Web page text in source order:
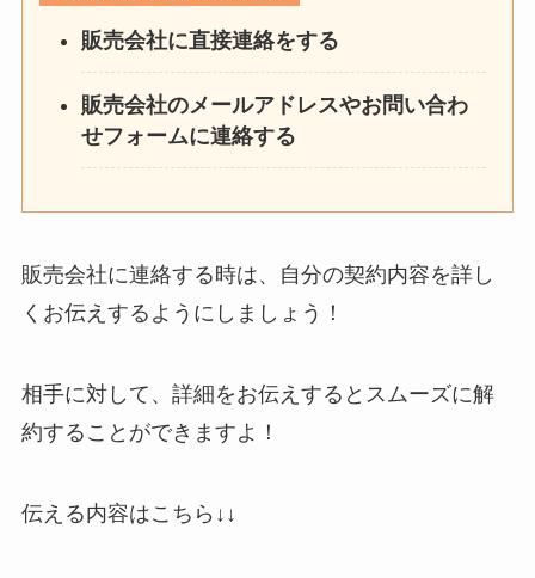
販売会社に直接連絡をする
販売会社のメールアドレスやお問い合わ
せフォームに連絡する
販売会社に連絡する時は、自分の契約内容を詳し
くお伝えするようにしましょう！
相手に対して、詳細をお伝えするとスムーズに解
約することができますよ！
伝える内容はこちら↓↓